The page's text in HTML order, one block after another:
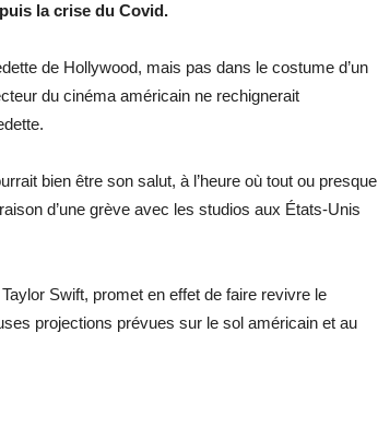
la crise du Covid.
de Hollywood, mais pas dans le costume d’un
du cinéma américain ne rechignerait
bien être son salut, à l’heure où tout ou presque
d’une grève avec les studios aux États-Unis
Swift, promet en effet de faire revivre le
projections prévues sur le sol américain et au